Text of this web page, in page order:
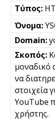
μοναδικό
να
στοιχεία
YouTube
χρήστης.